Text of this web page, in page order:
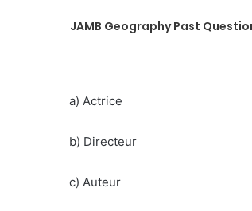
JAMB Geography Past
a) Actrice
b) Directeur
c) Auteur